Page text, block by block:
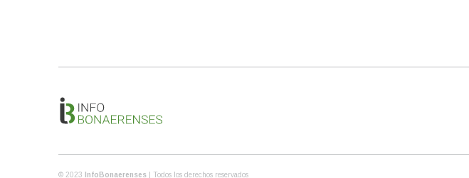
© 2023 InfoBonaerenses | Todos los derechos reservados